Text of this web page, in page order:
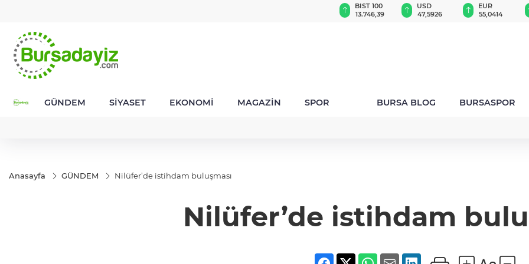
BIST 100
13.746,39
USD
47,5926
EUR
55,0414
GÜNDEM SİYASET EKONOMİ MAGAZİN SPOR BURSA BLOG BURSASPOR
Anasayfa GÜNDEM Nilüfer’de istihdam buluşması
Nilüfer’de istihdam